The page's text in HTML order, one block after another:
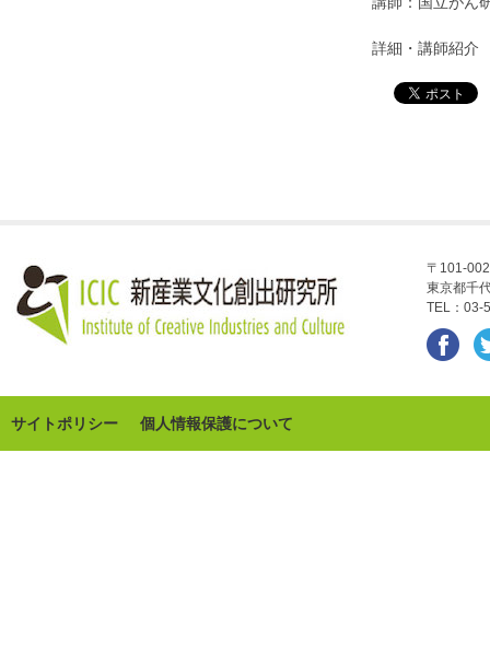
詳細・講師
〒101-
東京都千
TEL：
サイトポリシー 個人情報保護について